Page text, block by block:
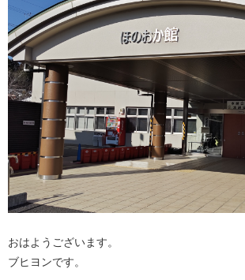
おはようございます。
ブヒヨンです。